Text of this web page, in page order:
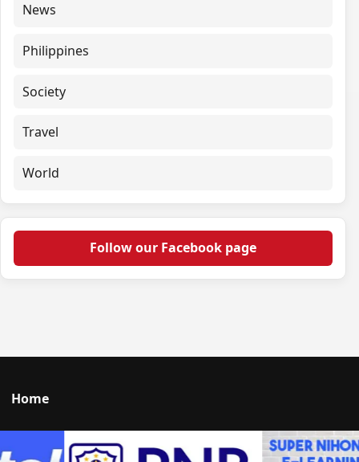
News
Philippines
Society
Travel
World
Follow our Facebook page
Home
Talk to us